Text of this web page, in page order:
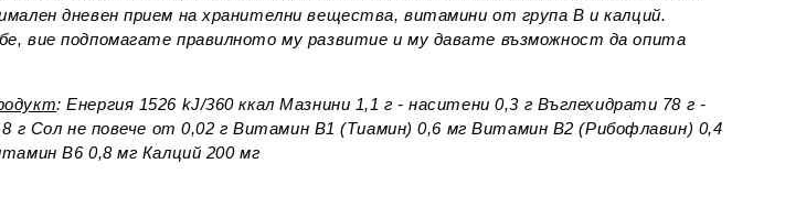
дневен прием на хранителни вещества, витамини от група В и калций.
вие подпомагате правилното му развитие и му давате възможност да опита
: Енергия 1526 kJ/360 ккал Мазнини 1,1 г - наситени 0,3 г Въглехидрати 78 г -
г Сол не повече от 0,02 г Витамин В1 (Тиамин) 0,6 мг Витамин В2 (Рибофлавин) 0,4
В6 0,8 мг Калций 200 мг